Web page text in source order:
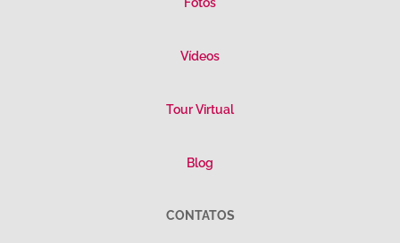
Vídeos
Tour Virtual
Blog
CONTATOS